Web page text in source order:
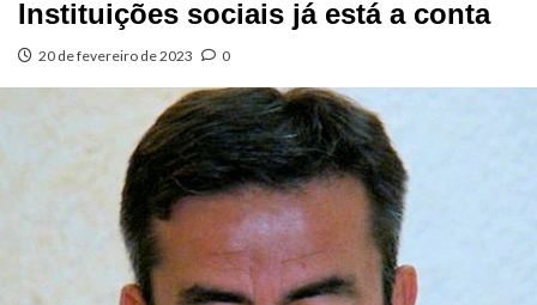
Instituições sociais já está a conta
20 de fevereiro de 2023 0